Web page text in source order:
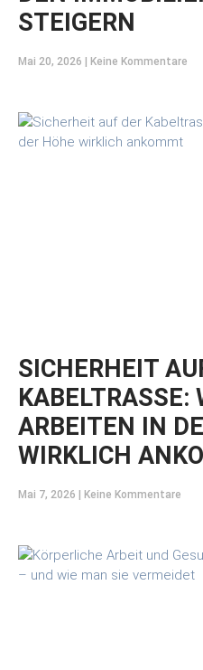
STEIGERN
Mai 20, 2026 Keine Kommentare
SICHERHEIT
KABELTRASSE:
ARBEITEN IN
WIRKLICH
Mai 7, 2026 Keine Kommentare